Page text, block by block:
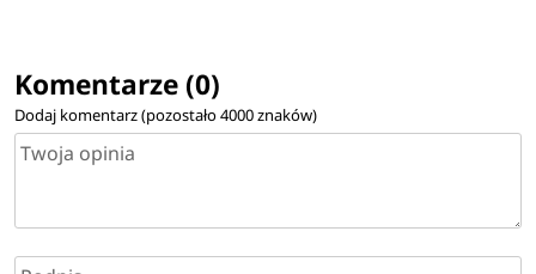
Komentarze (0)
Dodaj komentarz (pozostało4000znaków)